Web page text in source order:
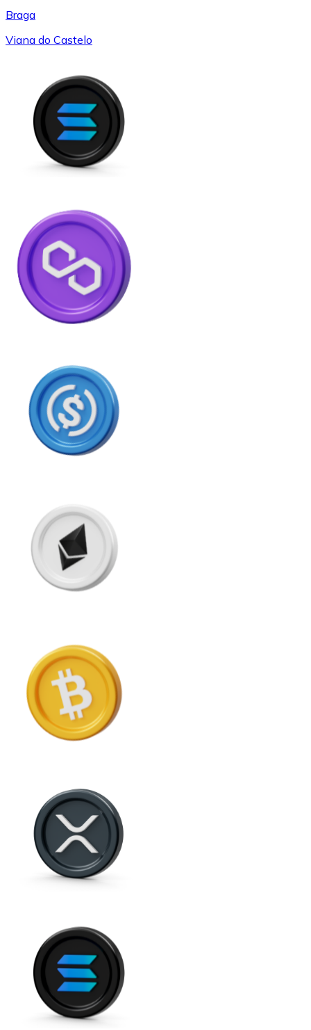
Braga
Viana do Castelo